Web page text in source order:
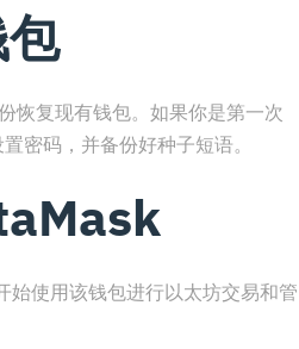
恢复现有钱包。如果你是第一次
密码，并备份好种子短语。
始使用该钱包进行以太坊交易和管